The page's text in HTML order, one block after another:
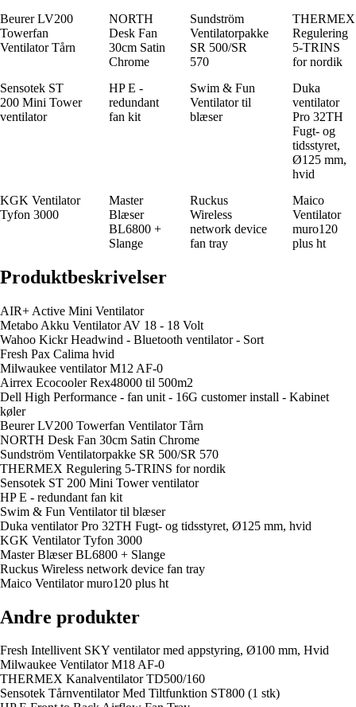
Beurer LV200
Towerfan
Ventilator Tårn
NORTH
Desk Fan
30cm Satin
Chrome
Sundström
Ventilatorpakke
SR 500/SR
570
THERMEX
Regulering
5-TRINS
for nordik
Sensotek ST
200 Mini Tower
ventilator
HP E -
redundant
fan kit
Swim & Fun
Ventilator til
blæser
Duka
ventilator
Pro 32TH
Fugt- og
tidsstyret,
Ø125 mm,
hvid
KGK Ventilator
Tyfon 3000
Master
Blæser
BL6800 +
Slange
Ruckus
Wireless
network device
fan tray
Maico
Ventilator
muro120
plus ht
Produktbeskrivelser
AIR+ Active Mini Ventilator
Metabo Akku Ventilator AV 18 - 18 Volt
Wahoo Kickr Headwind - Bluetooth ventilator - Sort
Fresh Pax Calima hvid
Milwaukee ventilator M12 AF-0
Airrex Ecocooler Rex48000 til 500m2
Dell High Performance - fan unit - 16G customer install - Kabinet
køler
Beurer LV200 Towerfan Ventilator Tårn
NORTH Desk Fan 30cm Satin Chrome
Sundström Ventilatorpakke SR 500/SR 570
THERMEX Regulering 5-TRINS for nordik
Sensotek ST 200 Mini Tower ventilator
HP E - redundant fan kit
Swim & Fun Ventilator til blæser
Duka ventilator Pro 32TH Fugt- og tidsstyret, Ø125 mm, hvid
KGK Ventilator Tyfon 3000
Master Blæser BL6800 + Slange
Ruckus Wireless network device fan tray
Maico Ventilator muro120 plus ht
Andre produkter
Fresh Intellivent SKY ventilator med appstyring, Ø100 mm, Hvid
Milwaukee Ventilator M18 AF-0
THERMEX Kanalventilator TD500/160
Sensotek Tårnventilator Med Tiltfunktion ST800 (1 stk)